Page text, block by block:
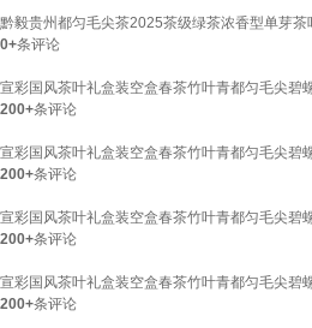
黔毅贵州都匀毛尖茶2025茶级绿茶浓香型单芽
0+条评论
宣彩国风茶叶礼盒装空盒春茶竹叶青都匀毛尖
200+条评论
宣彩国风茶叶礼盒装空盒春茶竹叶青都匀毛尖
200+条评论
宣彩国风茶叶礼盒装空盒春茶竹叶青都匀毛尖
200+条评论
宣彩国风茶叶礼盒装空盒春茶竹叶青都匀毛尖
200+条评论